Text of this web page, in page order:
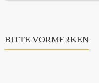
BITTE VORMERKEN